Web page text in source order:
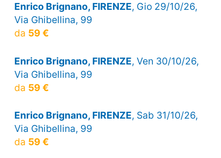
Enrico Brignano, FIRENZE, Gio 29/10/26,
Via Ghibellina, 99
da 59 €
Enrico Brignano, FIRENZE, Ven 30/10/26,
Via Ghibellina, 99
da 59 €
Enrico Brignano, FIRENZE, Sab 31/10/26,
Via Ghibellina, 99
da 59 €